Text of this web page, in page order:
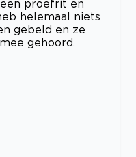
proefrit en
helemaal niets
gebeld en ze
gehoord.